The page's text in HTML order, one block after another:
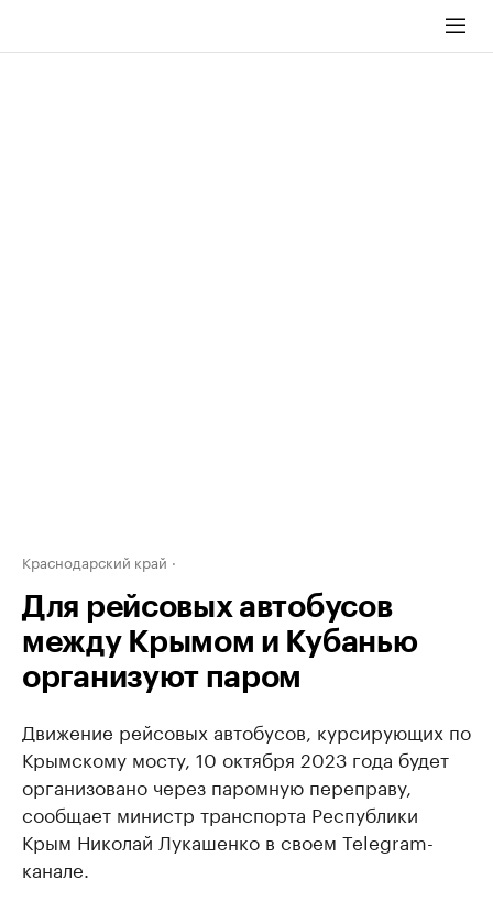
Краснодарский край
Для рейсовых автобусов
между Крымом и Кубанью
организуют паром
Движение рейсовых автобусов, курсирующих по
Крымскому мосту, 10 октября 2023 года будет
организовано через паромную переправу,
сообщает министр транспорта Республики
Крым Николай Лукашенко в своем Telegram-
канале.